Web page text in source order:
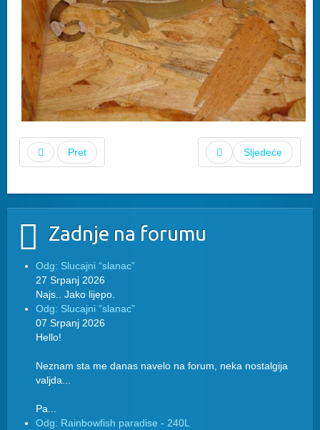
Pret Sljedeće
Zadnje na forumu
Odg: Slucajni “slanac”
27 Srpanj 2026
Najs.. Jako lijepo.
Odg: Slucajni “slanac”
07 Srpanj 2026
Hello!
Neznam sta me danas navelo na forum, neka nostalgija
valjda...
Pa...
Odg: Rainbowfish paradise - 240L